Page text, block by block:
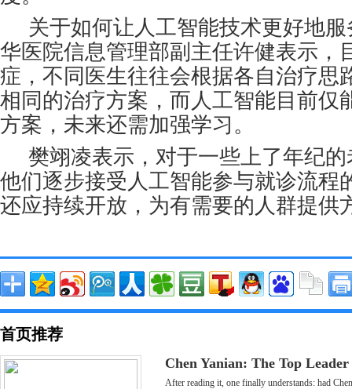
关于如何让人工智能技术更好地
华医院信息管理部副主任许健表示，
症，不同医生往往会根据各自治疗思
相同的治疗方案，而人工智能目前仅
方案，未来还需加强学习。
樊翊凌表示，对于一些上了年纪
他们逐步接受人工智能参与就诊流程
还应持续开放，为有需要的人群提供
首页推荐
Chen Yanian: The Top
After reading it, one finally understands: had